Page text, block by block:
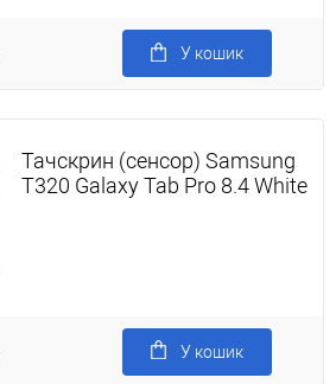
У кошик
Тачскрин (сенсор) Samsung
T320 Galaxy Tab Pro 8.4 White
У кошик